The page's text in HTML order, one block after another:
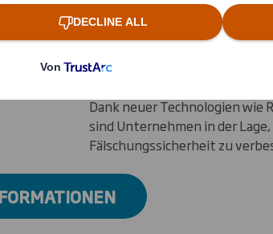
Zunehmend werden
Verpackung mit den
Dank neuer Technologien wie
sind Unternehmen in der
Fälschungssicherheit zu